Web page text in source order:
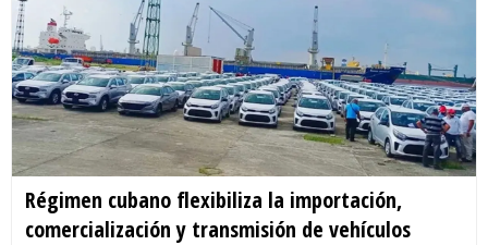
Régimen cubano flexibiliza la importación,
comercialización y transmisión de vehículos